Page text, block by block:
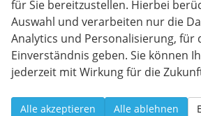
incl. 19% MwSt.
Verbrauch kombiniert:6,90 l/
CO2-Klasse: F
CO 2-Emissionen: 157,00 g/km
ab 300,– € mtl.
für Sie bereitzustellen. Hierbei
Auswahl und verarbeiten nur die
Analytics und Personalisierung, für
Einverständnis geben. Sie können
jederzeit mit Wirkung für die
Alle akzeptieren Alle ablehnen